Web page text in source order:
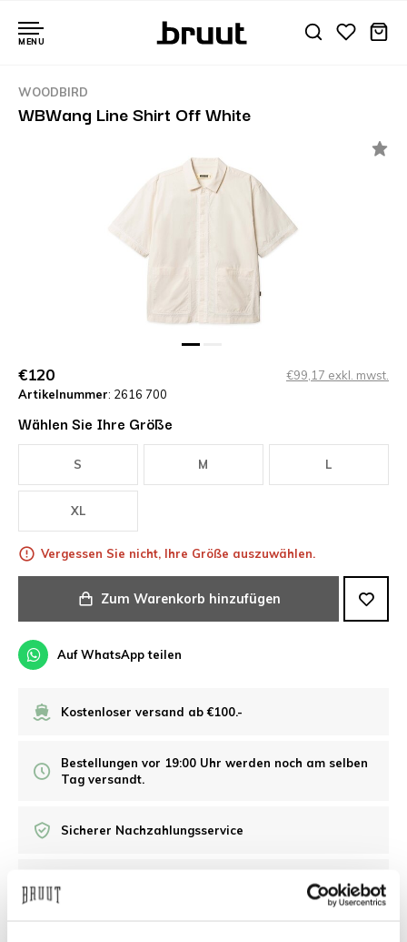
MENU
WOODBIRD
WBWang Line Shirt Off White
€120
€99,17 exkl. mwst.
Artikelnummer: 2616 700
Wählen Sie Ihre Größe
S M L
XL
Vergessen Sie nicht, Ihre Größe auszuwählen.
Zum Warenkorb hinzufügen
Auf WhatsApp teilen
Kostenloser versand ab €100.-
Bestellungen vor 19:00 Uhr werden noch am selben
Tag versandt.
Sicherer Nachzahlungsservice